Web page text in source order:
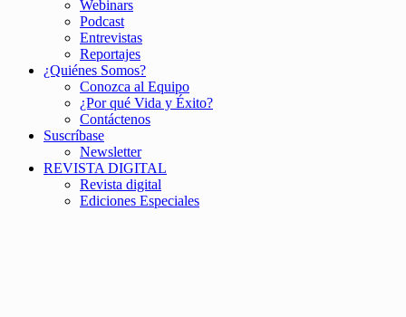
Webinars
Podcast
Entrevistas
Reportajes
¿Quiénes Somos?
Conozca al Equipo
¿Por qué Vida y Éxito?
Contáctenos
Suscríbase
Newsletter
REVISTA DIGITAL
Revista digital
Ediciones Especiales